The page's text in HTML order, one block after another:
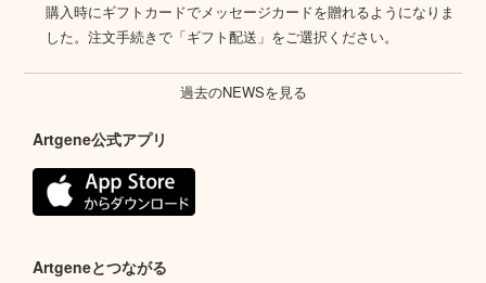
購入時にギフトカードでメッセージカードを贈れるようになりま
した。注文手続きで「ギフト配送」をご選択ください。
過去のNEWSを見る
Artgene公式アプリ
Artgeneとつながる